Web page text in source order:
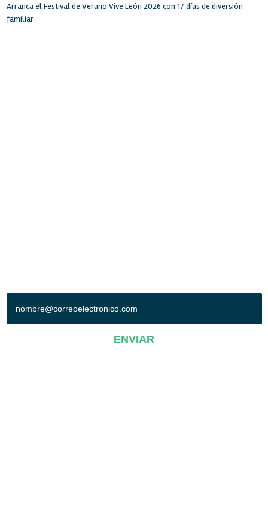
Arranca el Festival de Verano Vive León 2026 con 17 días de diversión
familiar
ENVIAR